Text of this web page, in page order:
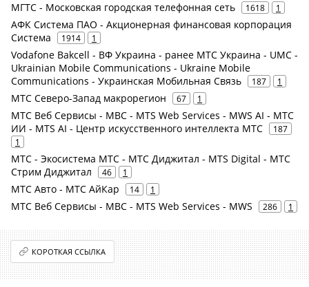
МГТС - Московская городская телефонная сеть 1618 1
АФК Система ПАО - Акционерная финансовая корпорация
Система
1914 1
Vodafone Bakcell - ВФ Украина - ранее МТС Украина - UMC -
Ukrainian Mobile Communications - Ukraine Mobile
Communications - Украинская Мобильная Связь
187 1
МТС Северо-Запад макрорегион 67 1
МТС Веб Сервисы - МВС - MTS Web Services - MWS AI - МТС
ИИ - MTS AI - Центр искусственного интеллекта МТС
187
1
МТС - Экосистема МТС - МТС Диджитал - MTS Digital - МТС
Стрим Диджитал
46 1
МТС Авто - МТС АйКар 14 1
МТС Веб Сервисы - МВС - MTS Web Services - MWS 286 1
КОРОТКАЯ ССЫЛКА